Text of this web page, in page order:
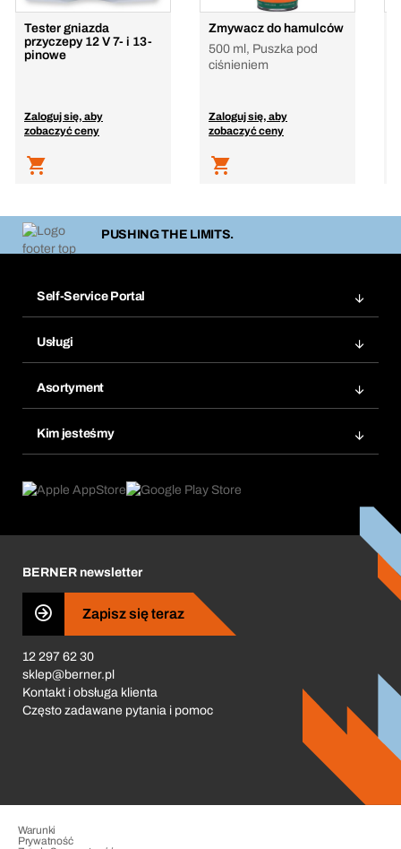
Tester gniazda
przyczepy 12 V 7- i 13-
pinowe
Zaloguj się, aby
zobaczyć ceny
Zmywacz do hamulców
500 ml, Puszka pod
ciśnieniem
Zaloguj się, aby
zobaczyć ceny
PUSHING THE LIMITS.
Self-Service Portal
Ponowne zamówienie
Zamówienia cykliczne
Najczęściej zadawane pytania
Usługi
Chemiczna baza danych
eProcurement
Doradca produktowy
Asortyment
Kim jesteśmy
Co nas napędza
Business Conduct
BERNER newsletter
Zapisz się teraz
12 297 62 30
sklep@berner.pl
Kontakt i obsługa klienta
Często zadawane pytania i pomoc
Warunki
Prywatność